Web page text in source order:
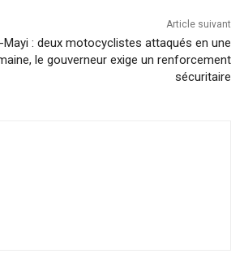
Article suivant
Mayi : deux motocyclistes attaqués en une
le gouverneur exige un renforcement
sécuritaire